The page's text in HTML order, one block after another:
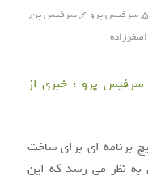
,سرفیس پرو ۴ ,سرفیس پن,
برنامه ای برای ساخت
به نظر می رسد که این